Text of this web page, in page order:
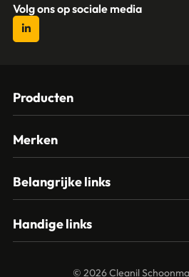
Volg ons op sociale media
Producten
Glasbewassing
Materialen
Papier – Dispensers -
Merken
Spectro
Vikan
Belangrijke links
Contact
Mijn account
Handige links
© 2026 Cleanil